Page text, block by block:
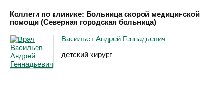
Коллеги по клинике: Больница скорой медицинской
помощи (Северная городская больница)
Васильев Андрей Геннадьевич
детский хирург